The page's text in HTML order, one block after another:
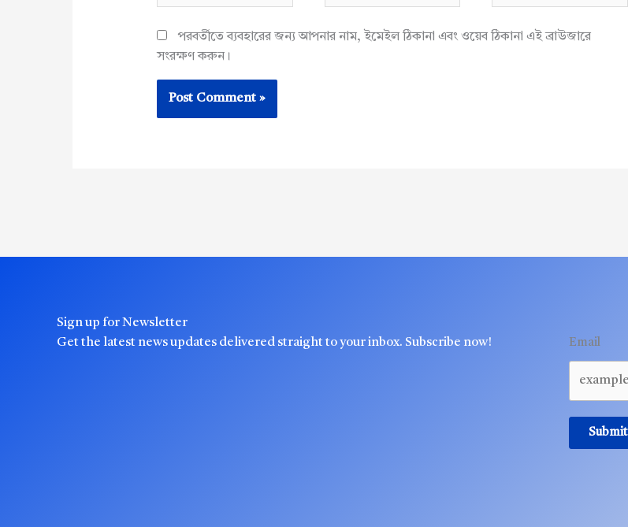
পরবর্তীতে ব্যবহারের জন্য আপনার নাম, ইমেইল ঠিকানা এবং ওয়েব ঠিকানা এই ব্রাউজারে
সংরক্ষণ করুন।
Sign up for Newsletter
Get the latest news updates delivered straight to your inbox. Subscribe now!
Email
Submit